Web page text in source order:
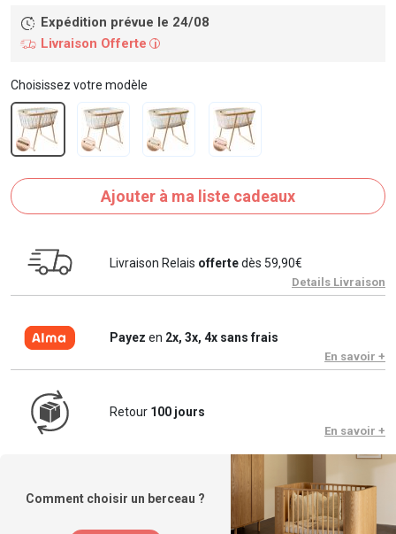
Expédition prévue le 24/08
Livraison Offerte
i
Choisissez votre modèle
Ajouter à ma liste cadeaux
Livraison Relais offertedès 59,90€
Details Livraison
Payez en 2x, 3x, 4x sans frais
En savoir +
Retour 100 jours
En savoir +
Comment choisir un berceau ?